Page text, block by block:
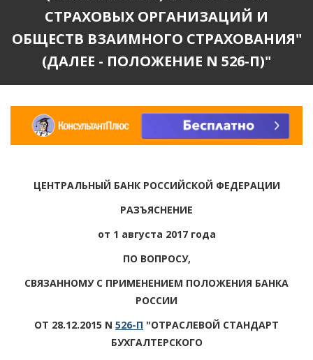
СТРАХОВЫХ ОРГАНИЗАЦИЙ И
ОБЩЕСТВ ВЗАИМНОГО СТРАХОВАНИЯ"
(ДАЛЕЕ - ПОЛОЖЕНИЕ N 526-П)"
ЦЕНТРАЛЬНЫЙ БАНК РОССИЙСКОЙ ФЕДЕРАЦИИ
РАЗЪЯСНЕНИЕ
от 1 августа 2017 года
ПО ВОПРОСУ,
СВЯЗАННОМУ С ПРИМЕНЕНИЕМ ПОЛОЖЕНИЯ БАНКА
РОССИИ
ОТ 28.12.2015 N 526-П "ОТРАСЛЕВОЙ СТАНДАРТ
БУХГАЛТЕРСКОГО